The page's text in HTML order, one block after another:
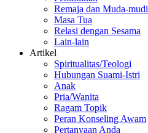
Remaja dan Muda-mudi
Masa Tua
Relasi dengan Sesama
Lain-lain
Artikel
Spiritualitas/Teologi
Hubungan Suami-Istri
Anak
Pria/Wanita
Ragam Topik
Peran Konseling Awam
Pertanyaan Anda